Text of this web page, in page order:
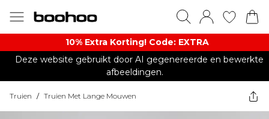
10% Extra Korting! Code: EXTRA​
Deze website gebruikt door AI gegenereerde en bewerkte
afbeeldingen.
Truien / Truien Met Lange Mouwen